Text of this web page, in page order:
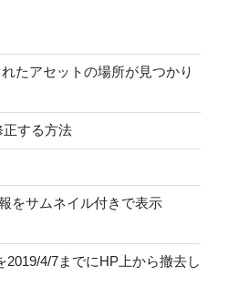
たアセットの場所が見つかり
する方法
をサムネイル付きで表示
2019/4/7までにHP上から撤去し